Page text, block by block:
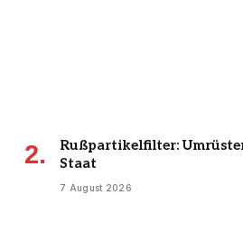
Rußpartikelfilter:
Staat
7 August 2026